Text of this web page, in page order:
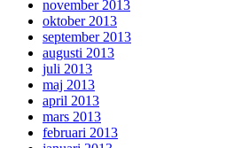
november 2013
oktober 2013
september 2013
augusti 2013
juli 2013
maj 2013
april 2013
mars 2013
februari 2013